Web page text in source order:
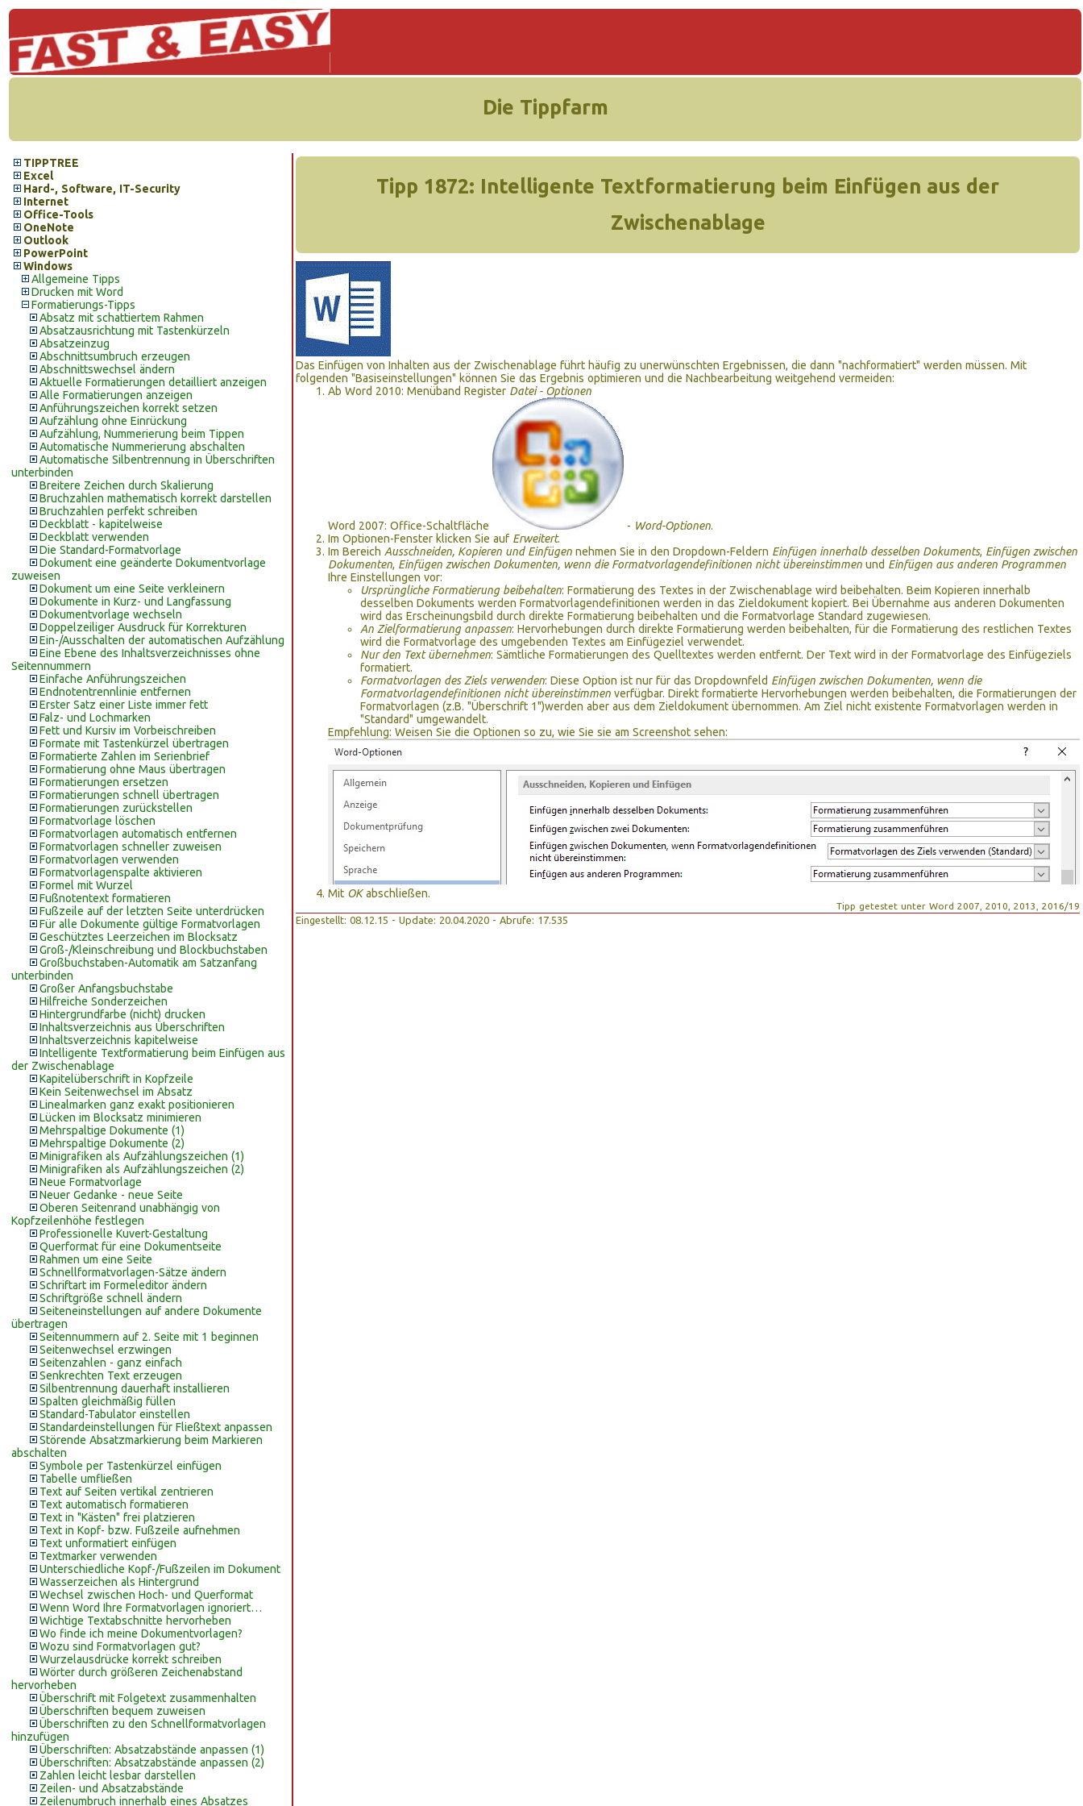
Die Tippfarm
TIPPTREE
Excel
Hard-, Software, IT-Security
Internet
Office-Tools
OneNote
Outlook
PowerPoint
Windows
Allgemeine Tipps
Drucken mit Word
Formatierungs-Tipps
Absatz mit schattiertem Rahmen
Absatzausrichtung mit Tastenkürzeln
Absatzeinzug
Abschnittsumbruch erzeugen
Abschnittswechsel ändern
Aktuelle Formatierungen detailliert anzeigen
Alle Formatierungen anzeigen
Anführungszeichen korrekt setzen
Aufzählung ohne Einrückung
Aufzählung, Nummerierung beim Tippen
Automatische Nummerierung abschalten
Automatische Silbentrennung in Überschriften
unterbinden
Breitere Zeichen durch Skalierung
Bruchzahlen mathematisch korrekt darstellen
Bruchzahlen perfekt schreiben
Deckblatt - kapitelweise
Deckblatt verwenden
Die Standard-Formatvorlage
Dokument eine geänderte Dokumentvorlage
zuweisen
Dokument um eine Seite verkleinern
Dokumente in Kurz- und Langfassung
Dokumentvorlage wechseln
Doppelzeiliger Ausdruck für Korrekturen
Ein-/Ausschalten der automatischen Aufzählung
Eine Ebene des Inhaltsverzeichnisses ohne
Seitennummern
Einfache Anführungszeichen
Endnotentrennlinie entfernen
Erster Satz einer Liste immer fett
Falz- und Lochmarken
Fett und Kursiv im Vorbeischreiben
Formate mit Tastenkürzel übertragen
Formatierte Zahlen im Serienbrief
Formatierung ohne Maus übertragen
Formatierungen ersetzen
Formatierungen schnell übertragen
Formatierungen zurückstellen
Formatvorlage löschen
Formatvorlagen automatisch entfernen
Formatvorlagen schneller zuweisen
Formatvorlagen verwenden
Formatvorlagenspalte aktivieren
Formel mit Wurzel
Fußnotentext formatieren
Fußzeile auf der letzten Seite unterdrücken
Für alle Dokumente gültige Formatvorlagen
Geschütztes Leerzeichen im Blocksatz
Groß-/Kleinschreibung und Blockbuchstaben
Großbuchstaben-Automatik am Satzanfang
unterbinden
Großer Anfangsbuchstabe
Hilfreiche Sonderzeichen
Hintergrundfarbe (nicht) drucken
Inhaltsverzeichnis aus Überschriften
Inhaltsverzeichnis kapitelweise
Intelligente Textformatierung beim Einfügen aus
der Zwischenablage
Kapitelüberschrift in Kopfzeile
Kein Seitenwechsel im Absatz
Linealmarken ganz exakt positionieren
Lücken im Blocksatz minimieren
Mehrspaltige Dokumente (1)
Mehrspaltige Dokumente (2)
Minigrafiken als Aufzählungszeichen (1)
Minigrafiken als Aufzählungszeichen (2)
Neue Formatvorlage
Neuer Gedanke - neue Seite
Oberen Seitenrand unabhängig von
Kopfzeilenhöhe festlegen
Professionelle Kuvert-Gestaltung
Querformat für eine Dokumentseite
Rahmen um eine Seite
Schnellformatvorlagen-Sätze ändern
Schriftart im Formeleditor ändern
Schriftgröße schnell ändern
Seiteneinstellungen auf andere Dokumente
übertragen
Seitennummern auf 2. Seite mit 1 beginnen
Seitenwechsel erzwingen
Seitenzahlen - ganz einfach
Senkrechten Text erzeugen
Silbentrennung dauerhaft installieren
Spalten gleichmäßig füllen
Standard-Tabulator einstellen
Standardeinstellungen für Fließtext anpassen
Störende Absatzmarkierung beim Markieren
abschalten
Symbole per Tastenkürzel einfügen
Tabelle umfließen
Text auf Seiten vertikal zentrieren
Text automatisch formatieren
Text in "Kästen" frei platzieren
Text in Kopf- bzw. Fußzeile aufnehmen
Text unformatiert einfügen
Textmarker verwenden
Unterschiedliche Kopf-/Fußzeilen im Dokument
Wasserzeichen als Hintergrund
Wechsel zwischen Hoch- und Querformat
Wenn Word Ihre Formatvorlagen ignoriert…
Wichtige Textabschnitte hervorheben
Wo finde ich meine Dokumentvorlagen?
Wozu sind Formatvorlagen gut?
Wurzelausdrücke korrekt schreiben
Wörter durch größeren Zeichenabstand
hervorheben
Überschrift mit Folgetext zusammenhalten
Überschriften bequem zuweisen
Überschriften zu den Schnellformatvorlagen
hinzufügen
Überschriften: Absatzabstände anpassen (1)
Überschriften: Absatzabstände anpassen (2)
Zahlen leicht lesbar darstellen
Zeilen- und Absatzabstände
Zeilenumbruch innerhalb eines Absatzes
Tipp 1872: Intelligente Textformatierung beim Einfügen aus der
Zwischenablage
Das Einfügen von Inhalten aus der Zwischenablage führt häufig zu unerwünschten Ergebnissen, die dann "nachformatiert" werden müssen. Mit
folgenden "Basiseinstellungen" können Sie das Ergebnis optimieren und die Nachbearbeitung weitgehend vermeiden:
Ab Word 2010: Menüband Register Datei - Optionen
Word 2007: Office-Schaltfläche - Word-Optionen.
Im Optionen-Fenster klicken Sie auf Erweitert.
Im Bereich Ausschneiden, Kopieren und Einfügen nehmen Sie in den Dropdown-Feldern Einfügen innerhalb desselben Dokuments, Einfügen zwischen
Dokumenten, Einfügen zwischen Dokumenten, wenn die Formatvorlagendefinitionen nicht übereinstimmen und Einfügen aus anderen Programmen
Ihre Einstellungen vor:
Ursprüngliche Formatierung beibehalten: Formatierung des Textes in der Zwischenablage wird beibehalten. Beim Kopieren innerhalb
desselben Dokuments werden Formatvorlagendefinitionen werden in das Zieldokument kopiert. Bei Übernahme aus anderen Dokumenten
wird das Erscheinungsbild durch direkte Formatierung beibehalten und die Formatvorlage Standard zugewiesen.
An Zielformatierung anpassen: Hervorhebungen durch direkte Formatierung werden beibehalten, für die Formatierung des restlichen Textes
wird die Formatvorlage des umgebenden Textes am Einfügeziel verwendet.
Nur den Text übernehmen: Sämtliche Formatierungen des Quelltextes werden entfernt. Der Text wird in der Formatvorlage des Einfügeziels
formatiert.
Formatvorlagen des Ziels verwenden: Diese Option ist nur für das Dropdownfeld Einfügen zwischen Dokumenten, wenn die
Formatvorlagendefinitionen nicht übereinstimmen verfügbar. Direkt formatierte Hervorhebungen werden beibehalten, die Formatierungen der
Formatvorlagen (z.B. "Überschrift 1")werden aber aus dem Zieldokument übernommen. Am Ziel nicht existente Formatvorlagen werden in
"Standard" umgewandelt.
Empfehlung: Weisen Sie die Optionen so zu, wie Sie sie am Screenshot sehen:
Mit OKabschließen.
Tipp getestet unter Word 2007, 2010, 2013, 2016/19
Eingestellt: 08.12.15 - Update: 20.04.2020 - Abrufe: 17.535